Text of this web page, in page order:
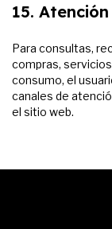
15.
Para consultas,
compras,
consumo, el
canales de
el sitio web.